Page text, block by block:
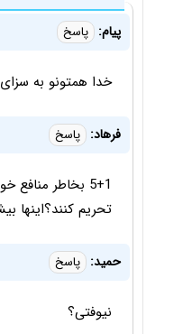
پیام: پاسخ
خدا همتونو به
فرهاد: پاسخ
5+1 بخاطر
تحریم کنند؟اینها
حمید: پاسخ
نیوفتی؟